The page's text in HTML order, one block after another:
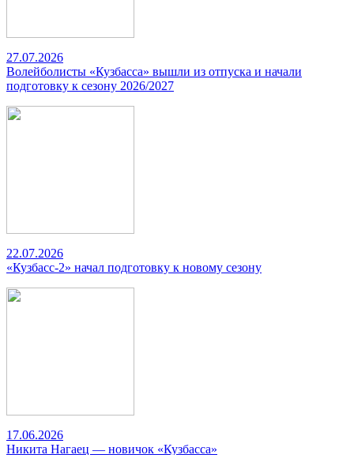
27.07.2026
Волейболисты «Кузбасса» вышли из отпуска и начали
подготовку к сезону 2026/2027
22.07.2026
«Кузбасс-2» начал подготовку к новому сезону
17.06.2026
Никита Нагаец — новичок «Кузбасса»